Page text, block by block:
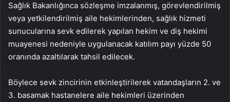
Sağlık Bakanlığınca sözleşme imzalanmış, görevlendirilmiş
veya yetkilendirilmiş aile hekimlerinden, sağlık hizmeti
sunucularına sevk edilerek yapılan hekim ve diş hekimi
muayenesi nedeniyle uygulanacak katılım payı yüzde 50
oranında azaltılarak tahsil edilecek.
Böylece sevk zincirinin etkinleştirilerek vatandaşların 2. ve
3. basamak hastanelere aile hekimleri üzerinden